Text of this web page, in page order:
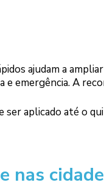
ajudam a
e emergência. A
ser aplicado até o
nas